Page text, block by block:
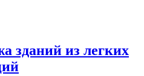
зданий из легких